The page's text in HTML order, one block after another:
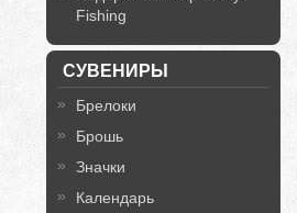
Fishing
СУВЕНИРЫ
Брелоки
Брошь
Значки
Календарь